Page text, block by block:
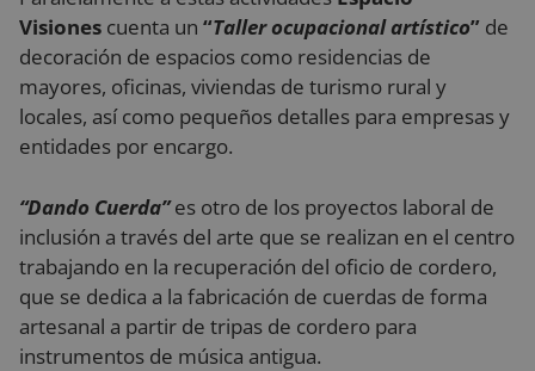
Visiones cuenta un “Taller ocupacional artístico” de
decoración de espacios como residencias de
mayores, oficinas, viviendas de turismo rural y
locales, así como pequeños detalles para empresas y
entidades por encargo.
“Dando Cuerda”es otro de los proyectos laboral de
inclusión a través del arte que se realizan en el centro
trabajando en la recuperación del oficio de cordero,
que se dedica a la fabricación de cuerdas de forma
artesanal a partir de tripas de cordero para
instrumentos de música antigua.